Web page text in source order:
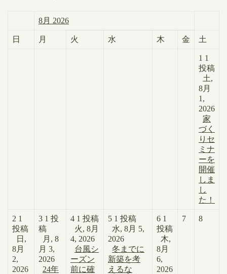
8月 2026
日 月 火 水 木 金 土
1 1
投稿
土,
8月
1,
2026
家
づく
りセ
ミナ
ーを
開催
しま
し
た！
2 1
投稿
日,
8月
2,
2026
3 1 投
稿
月, 8
月 3,
2026
24年
4 1 投稿
火, 8月
4, 2026
台風シ
ーズン
前に確
5 1 投稿
水, 8月 5,
2026
冬までに
新築を考
えるな
6 1
投稿
木,
8月
6,
2026
7 8